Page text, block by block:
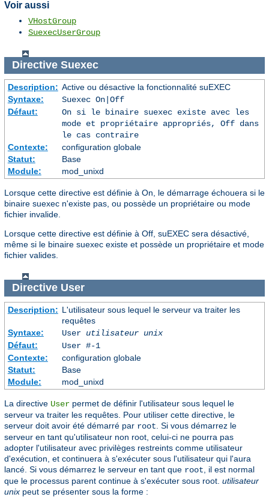
Voir aussi
VHostGroup
SuexecUserGroup
Directive Suexec
Description: Active ou désactive la fonctionnalité suEXEC
Syntaxe:
Suexec On|Off
Défaut:
On si le binaire suexec existe avec les
mode et propriétaire appropriés, Off dans
le cas contraire
Contexte:
configuration globale
Statut:
Base
Module:
mod_unixd
Lorsque cette directive est définie à On, le démarrage échouera si le
binaire suexec n'existe pas, ou possède un propriétaire ou mode
fichier invalide.
Lorsque cette directive est définie à Off, suEXEC sera désactivé,
même si le binaire suexec existe et possède un propriétaire et mode
fichier valides.
Directive User
Description: L'utilisateur sous lequel le serveur va traiter les
requêtes
Syntaxe:
User utilisateur unix
Défaut:
User #-1
Contexte:
configuration globale
Statut:
Base
Module:
mod_unixd
La directive User permet de définir l'utilisateur sous lequel le
serveur va traiter les requêtes. Pour utiliser cette directive, le
serveur doit avoir été démarré par root . Si vous démarrez le
serveur en tant qu'utilisateur non root, celui-ci ne pourra pas
adopter l'utilisateur avec privilèges restreints comme utilisateur
d'exécution, et continuera à s'exécuter sous l'utilisateur qui l'aura
lancé. Si vous démarrez le serveur en tant que root , il est normal
que le processus parent continue à s'exécuter sous root. utilisateur
unix peut se présenter sous la forme :